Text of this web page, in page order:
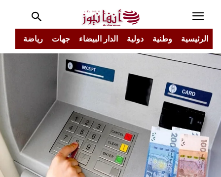
الرئيسية وطنية دولية الدار البيضاء جهات رياضة